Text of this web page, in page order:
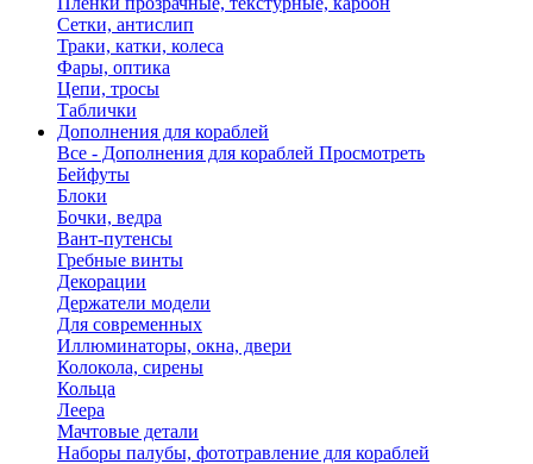
Сетки, антислип
Траки, катки, колеса
Фары, оптика
Цепи, тросы
Таблички
Дополнения для кораблей
Все - Дополнения для кораблей Просмотреть
Бейфуты
Блоки
Бочки, ведра
Вант-путенсы
Гребные винты
Декорации
Держатели модели
Для современных
Иллюминаторы, окна, двери
Колокола, сирены
Кольца
Леера
Мачтовые детали
Наборы палубы, фототравление для кораблей